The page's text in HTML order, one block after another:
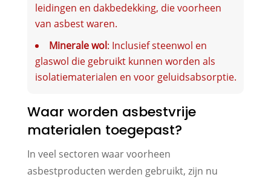
leidingen en dakbedekking, die voorheen
van asbest waren.
Minerale wol: Inclusief steenwol en
glaswol die gebruikt kunnen worden als
isolatiematerialen en voor geluidsabsorptie.
Waar worden asbestvrije
materialen toegepast?
In veel sectoren waar voorheen
asbestproducten werden gebruikt, zijn nu